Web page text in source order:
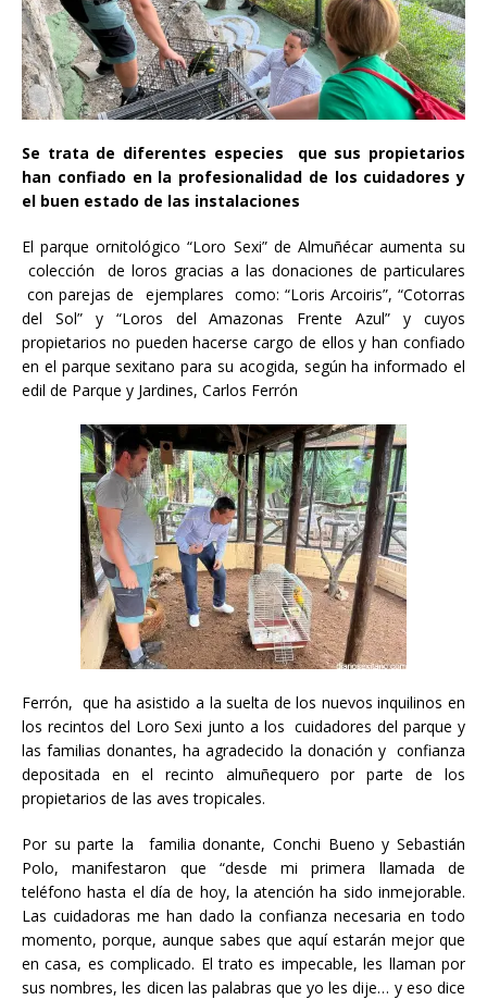
Se trata de diferentes especies que sus propietarios
han confiado en la profesionalidad de los cuidadores y
el buen estado de las instalaciones
El parque ornitológico “Loro Sexi” de Almuñécar aumenta su
colección de loros gracias a las donaciones de particulares
con parejas de ejemplares como: “Loris Arcoiris”, “Cotorras
del Sol” y “Loros del Amazonas Frente Azul” y cuyos
propietarios no pueden hacerse cargo de ellos y han confiado
en el parque sexitano para su acogida, según ha informado el
edil de Parque y Jardines, Carlos Ferrón
Ferrón, que ha asistido a la suelta de los nuevos inquilinos en
los recintos del Loro Sexi junto a los cuidadores del parque y
las familias donantes, ha agradecido la donación y confianza
depositada en el recinto almuñequero por parte de los
propietarios de las aves tropicales.
Por su parte la familia donante, Conchi Bueno y Sebastián
Polo, manifestaron que “desde mi primera llamada de
teléfono hasta el día de hoy, la atención ha sido inmejorable.
Las cuidadoras me han dado la confianza necesaria en todo
momento, porque, aunque sabes que aquí estarán mejor que
en casa, es complicado. El trato es impecable, les llaman por
sus nombres, les dicen las palabras que yo les dije… y eso dice